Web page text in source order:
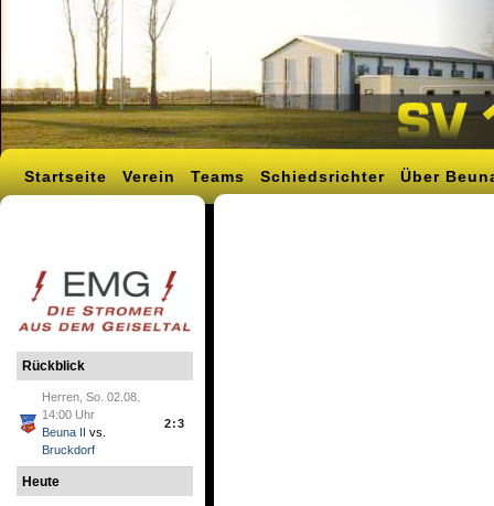
Startseite Verein Teams Schiedsrichter Über
Rückblick
Herren, So. 02.08.
14:00 Uhr
Beuna II vs.
Bruckdorf
2:3
Heute